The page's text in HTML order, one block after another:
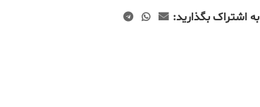
به اشتراک بگذارید: